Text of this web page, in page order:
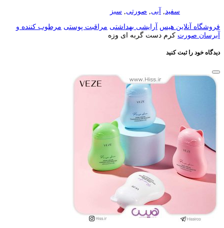
سفید آبی صورتی سبز
فروشگاه آنلاین هیس آرایشی بهداشتی مراقبت پوستی مرطوب کننده و
آبرسان صورت کرم دست گربه ای وزه
دیدگاه خود را ثبت کنید